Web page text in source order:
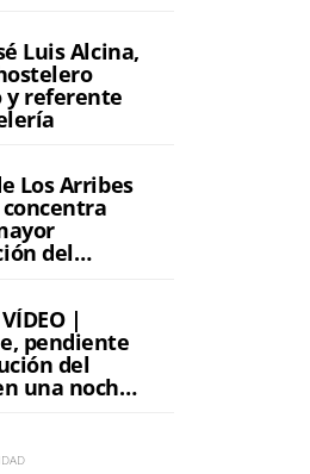
Luis Alcina,
y referente
Los Arribes
del
|
pendiente
del
una noche